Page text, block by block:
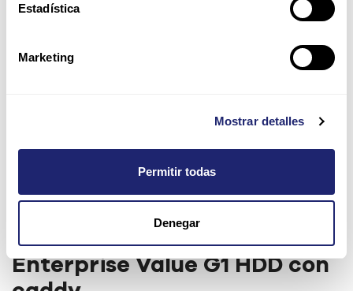
Estadística
Marketing
Mostrar detalles
Permitir todas
Denegar
HPE 240GB 2.5" SSD SATA
6Gb/s Value Endurance SC
Enterprise Value G1 HDD con